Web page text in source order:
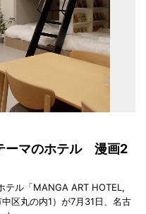
ーマのホテル 漫画2
テル「MANGA ART HOTEL,
区丸の内1）が7月31日、名古